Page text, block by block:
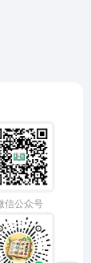
信公众号